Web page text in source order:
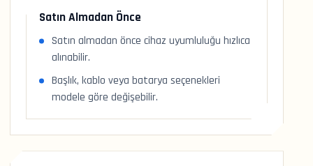
Satın Almadan Önce
Satın almadan önce cihaz uyumluluğu hızlıca
alınabilir.
Başlık, kablo veya batarya seçenekleri
modele göre değişebilir.